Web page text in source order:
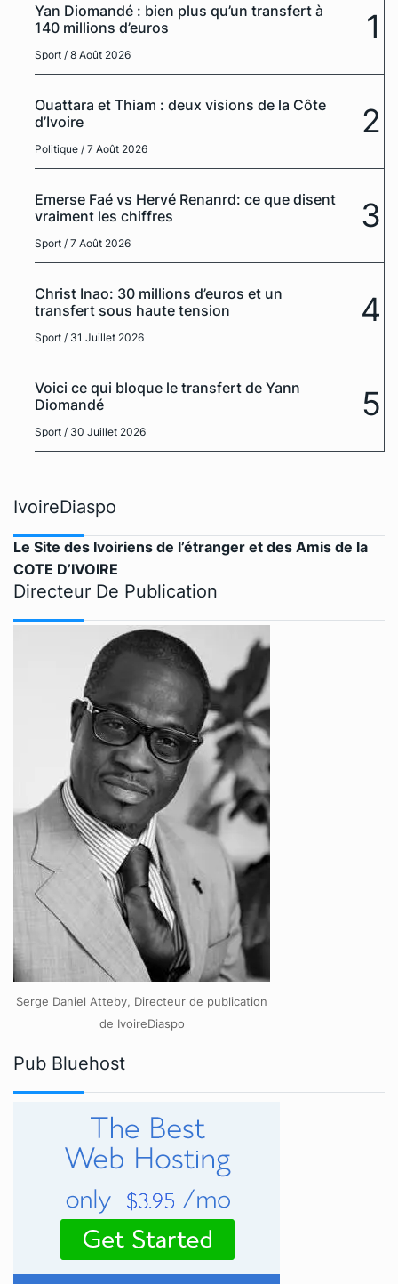
Yan Diomandé : bien plus qu’un transfert à
140 millions d’euros
Sport / 8 Août 2026
1
Ouattara et Thiam : deux visions de la Côte
d’Ivoire
Politique / 7 Août 2026
2
Emerse Faé vs Hervé Renanrd: ce que disent
vraiment les chiffres
Sport / 7 Août 2026
3
Christ Inao: 30 millions d’euros et un
transfert sous haute tension
Sport / 31 Juillet 2026
4
Voici ce qui bloque le transfert de Yann
Diomandé
Sport / 30 Juillet 2026
5
IvoireDiaspo
Le Site des Ivoiriens de l’étranger et des Amis de la
COTE D’IVOIRE
Directeur De Publication
Serge Daniel Atteby, Directeur de publication
de IvoireDiaspo
Pub Bluehost